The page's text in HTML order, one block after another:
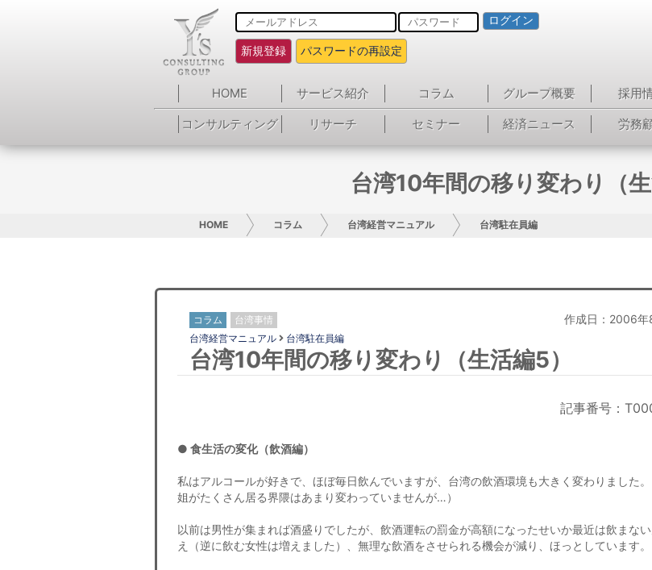
ログイン
新規登録 パスワードの再設定
HOME サービス紹介 コラム グループ概要 採用
コンサルティング
リサーチ セミナー 経済ニュース 労務
台湾10年間の移り変わり（生
HOME コラム 台湾経営マニュアル 台湾駐在員編
コラム 台湾事情 作成日：2006年
台湾経営マニュアル 台湾駐在員編
台湾10年間の移り変わり（生活編5）
記事番号：
● 食生活の変化（飲酒編）
私はアルコールが好きで、ほぼ毎日飲んでいますが、台湾の飲酒環境も大きく変わりました
姐がたくさん居る界隈はあまり変わっていませんが…）
以前は男性が集まれば酒盛りでしたが、飲酒運転の罰金が高額になったせいか最近は飲まな
え（逆に飲む女性は増えました）、無理な飲酒をさせられる機会が減り、ほっとしています。